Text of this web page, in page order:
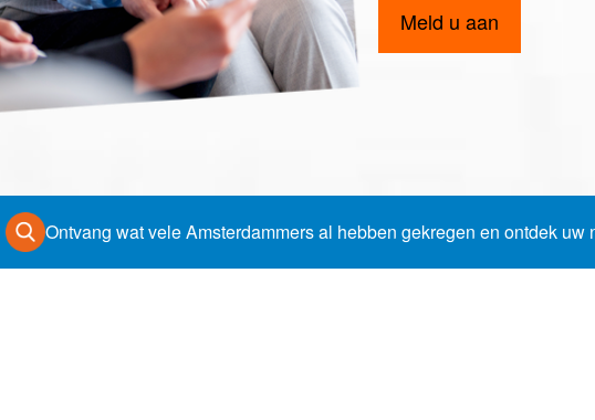
Meld u aan
Ontvang wat vele Amsterdammers al hebben gekregen en ontdek uw